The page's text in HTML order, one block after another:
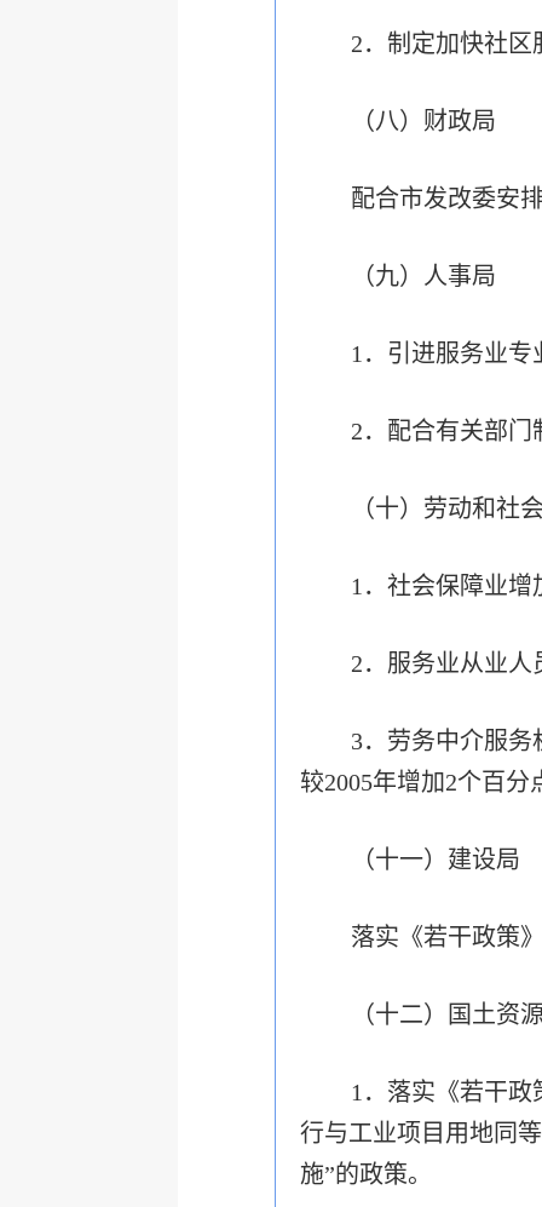
2．制定加快社
（八）财政局
配合市发改委安
（九）人事局
1．引进服务业专
2．配合有关部
（十）劳动和社
1．社会保障业
2．服务业从业人
3．劳务中介服务
较2005年增加2个百
（十一）建设局
落实《若干政策
（十二）国土资
1．落实《若干
行与工业项目用地同
施”的政策。